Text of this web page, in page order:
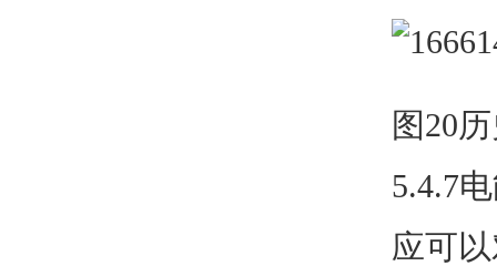
图20
5.4.7
应可